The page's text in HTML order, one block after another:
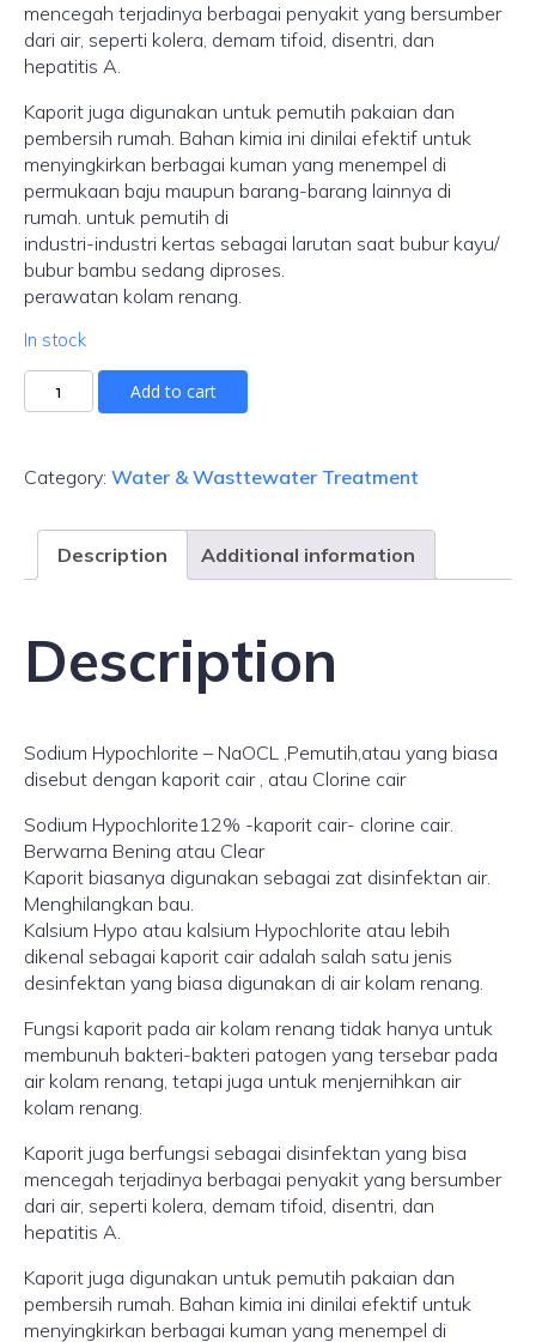
mencegah terjadinya berbagai penyakit yang bersumber
dari air, seperti kolera, demam tifoid, disentri, dan
hepatitis A.
Kaporit juga digunakan untuk pemutih pakaian dan
pembersih rumah. Bahan kimia ini dinilai efektif untuk
menyingkirkan berbagai kuman yang menempel di
permukaan baju maupun barang-barang lainnya di
rumah. untuk pemutih di
industri-industri kertas sebagai larutan saat bubur kayu/
bubur bambu sedang diproses.
perawatan kolam renang.
In stock
Add to cart
Category: Water & Wasttewater Treatment
Description Additional information
Description
Sodium Hypochlorite – NaOCL ,Pemutih,atau yang biasa
disebut dengan kaporit cair , atau Clorine cair
Sodium Hypochlorite12% -kaporit cair- clorine cair.
Berwarna Bening atau Clear
Kaporit biasanya digunakan sebagai zat disinfektan air.
Menghilangkan bau.
Kalsium Hypo atau kalsium Hypochlorite atau lebih
dikenal sebagai kaporit cair adalah salah satu jenis
desinfektan yang biasa digunakan di air kolam renang.
Fungsi kaporit pada air kolam renang tidak hanya untuk
membunuh bakteri-bakteri patogen yang tersebar pada
air kolam renang, tetapi juga untuk menjernihkan air
kolam renang.
Kaporit juga berfungsi sebagai disinfektan yang bisa
mencegah terjadinya berbagai penyakit yang bersumber
dari air, seperti kolera, demam tifoid, disentri, dan
hepatitis A.
Kaporit juga digunakan untuk pemutih pakaian dan
pembersih rumah. Bahan kimia ini dinilai efektif untuk
menyingkirkan berbagai kuman yang menempel di